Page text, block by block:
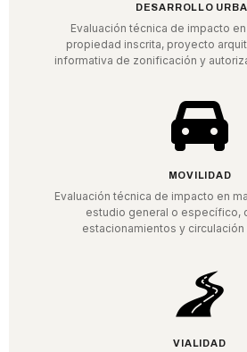
DESARROLLO
Evaluación técnica de impacto
propiedad inscrita, proyecto
informativa de zonificación y
MOVILIDAD
Evaluación técnica de impacto en
estudio general o específico,
estacionamientos y
VIALIDAD